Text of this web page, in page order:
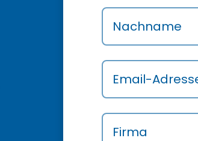
Nachname
Email-
Firma